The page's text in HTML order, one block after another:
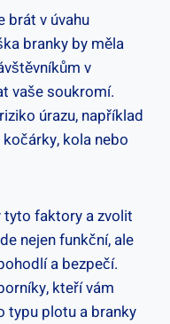
brát v úvahu
branky ​by měla
v
vaše soukromí.
úrazu, například
​kola nebo
tyto faktory⁢ a⁤ zvolit
nejen funkční, ale
a bezpečí.
kteří vám
typu plotu a ‍branky